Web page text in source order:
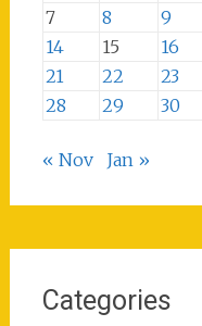
7
8 9
14
15 16
21
22 23
28
29 30
« Nov Jan »
Categories